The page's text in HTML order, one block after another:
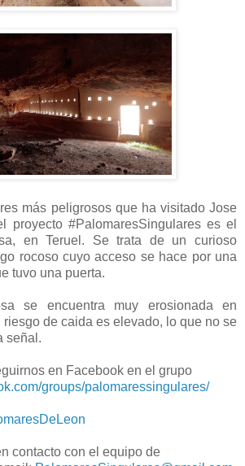
más peligrosos que ha visitado Jose
proyecto #PalomaresSingulares es el
en Teruel. Se trata de un curioso
rocoso cuyo acceso se hace por una
tuvo una puerta.
se encuentra muy erosionada en
de caida es elevado, lo que no se
señal.
en Facebook en el grupo
groups/palomaressingulares/
contacto con el equipo de